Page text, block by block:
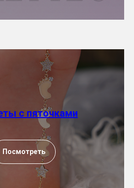
с пяточками
Посмотреть